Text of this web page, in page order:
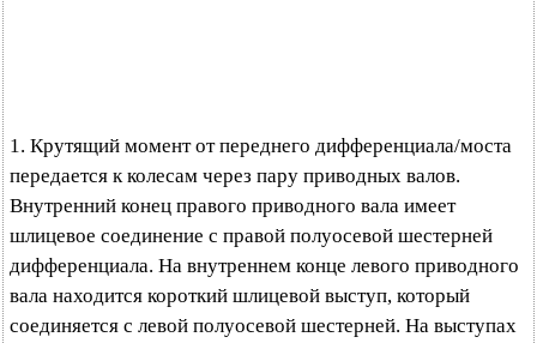
1. Крутящий момент от переднего дифференциала/моста
передается к колесам через пару приводных валов.
Внутренний конец правого приводного вала имеет
шлицевое соединение с правой полуосевой шестерней
дифференциала. На внутреннем конце левого приводного
вала находится короткий шлицевой выступ, который
соединяется с левой полуосевой шестерней. На выступах